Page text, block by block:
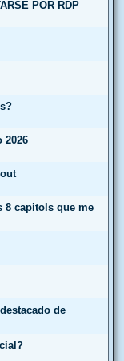
POR RDP
2026
8 capitols que me
de